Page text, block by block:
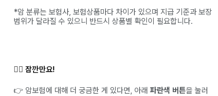
*암 분류는 보험사, 보험상품마다 차이가 있으며 지급 기준과 보장
범위가 달라질 수 있으니 반드시 상품별 확인이 필요합니다.
✋🏻 잠깐만요!
👉 암보험에 대해 더 궁금한 게 있다면, 아래 파란색 버튼을 눌러